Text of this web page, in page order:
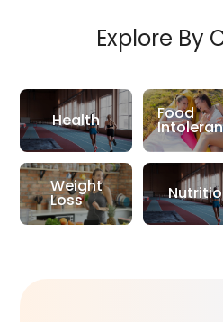
Explore By
Health
Weight
Loss
Food